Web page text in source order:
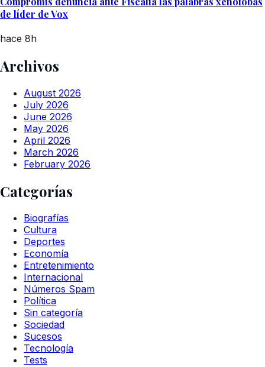
de líder de Vox
hace 8h
Archivos
August 2026
July 2026
June 2026
May 2026
April 2026
March 2026
February 2026
Categorías
Biografías
Cultura
Deportes
Economía
Entretenimiento
Internacional
Números Spam
Política
Sin categoría
Sociedad
Sucesos
Tecnología
Tests